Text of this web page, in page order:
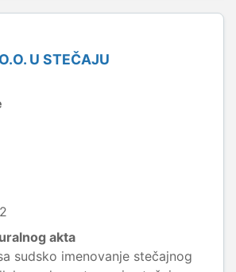
U STEČAJU
akta
sudsko imenovanje stečajnog